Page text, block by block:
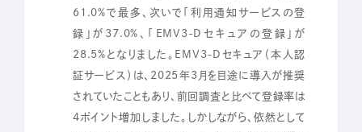
61.0%で最多、次いで「利用通知サービスの登
録」が37.0%、「EMV3-Dセキュアの登録」が
28.5%となりました。EMV3-Dセキュア（本人認
証サービス）は、2025年3月を目途に導入が推奨
されていたこともあり、前回調査と比べて登録率は
4ポイント増加しました。しかしながら、依然として